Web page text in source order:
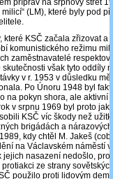
příprav na srpnový střet
(LM), které byly pod
KSČ začala zřizovat a
komunistického režimu
zaměstnavatelé
však tyto oddíly
v r. 1953 v důsledku
Po Únoru 1948 byl
na pokyn shora, ale aktivní
v srpnu 1969 byl proto
KSČ víc škody než
brigádách a
kdy chtěl M. Jakeš
na Václavském náměstí
nasazení nedošlo,
ze strany
použilo proti lidovým